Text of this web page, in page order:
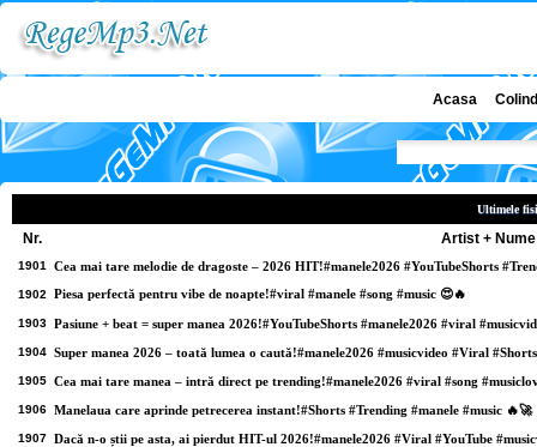
Acasa
Ultimele
Nr. Artist +
1901 Cea mai tare melodie de dragoste – 2026 HIT!#manele2026 #YouTubeShorts
1902 Piesa perfectă pentru vibe de noapte!#viral #manele #song #music 😍🔥
1903 Pasiune + beat = super manea 2026!#YouTubeShorts #manele2026 #viral
1904 Super manea 2026 – toată lumea o caută!#manele2026 #musicvideo #Viral
1905 Cea mai tare manea – intră direct pe trending!#manele2026 #viral #song
1906 Manelaua care aprinde petrecerea instant!#Shorts #Trending #manele #music 🔥🚀
1907 Dacă n-o știi pe asta, ai pierdut HIT-ul 2026!#manele2026 #Viral #YouTube